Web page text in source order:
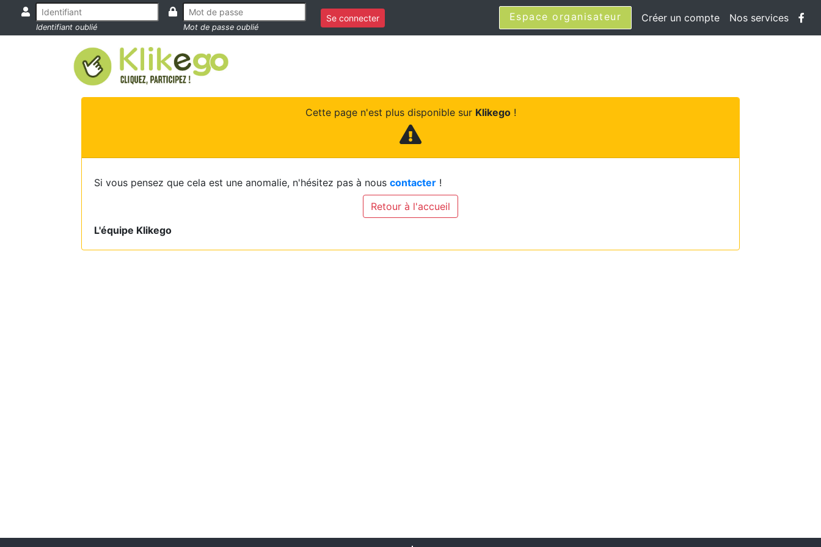
Identifiant oublié Mot de passe oublié
Se connecter Espace organisateur Créer un compte Nos services
Cette page n'est plus disponible sur Klikego!
Si vous pensez que cela est une anomalie, n'hésitez pas à nous contacter !
Retour à l'accueil
L'équipe Klikego